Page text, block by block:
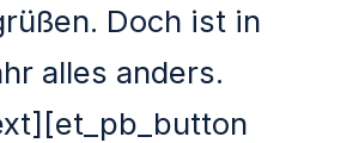
Doch ist in
alles anders.